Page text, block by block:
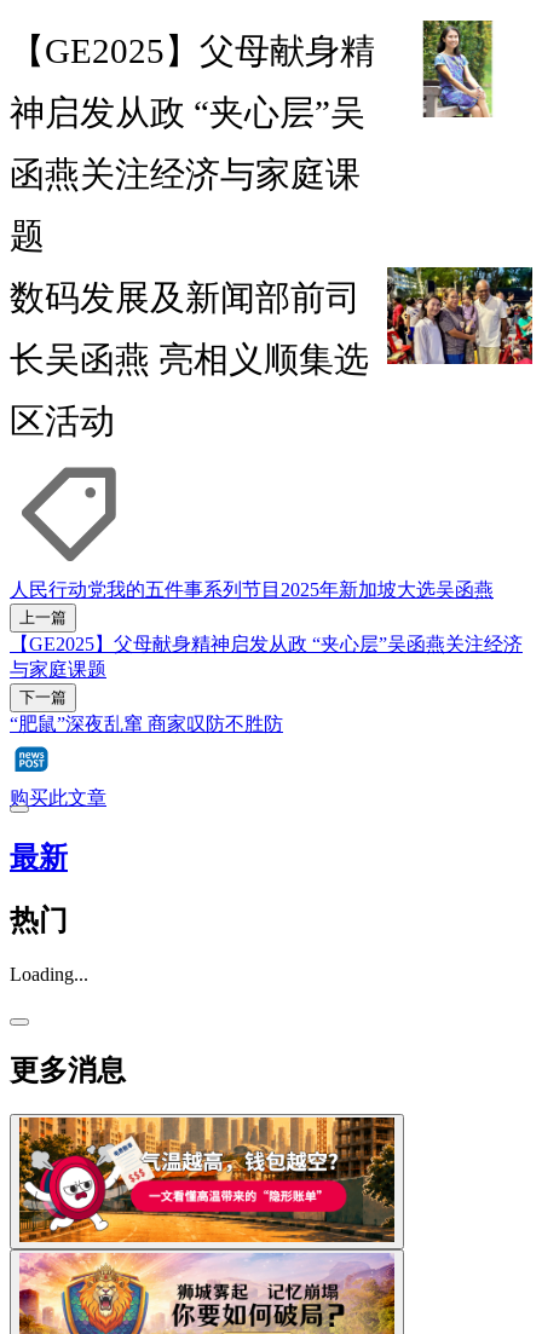
【GE2025】父母献身精
神启发从政 “夹心层”吴
函燕关注经济与家庭课
题
数码发展及新闻部前司
长吴函燕 亮相义顺集选
区活动
人民行动党我的五件事系列节目 2025年新加坡大选吴函燕
上一篇
【GE2025】父母献身精神启发从政 “夹心层”吴函燕关注经济
与家庭课题
下一篇
“肥鼠”深夜乱窜 商家叹防不胜防
购买此文章
最新
热门
Loading...
更多消息